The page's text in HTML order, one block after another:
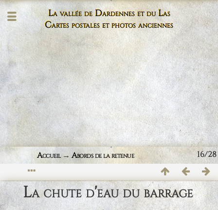
La vallée de Dardennes et du Las
Cartes postales et photos anciennes
16/28
Accueil→Abords de la retenue
La chute d'eau du barrage